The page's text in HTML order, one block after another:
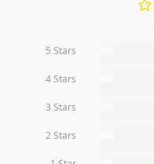
5 Stars
4 Stars
3 Stars
2 Stars